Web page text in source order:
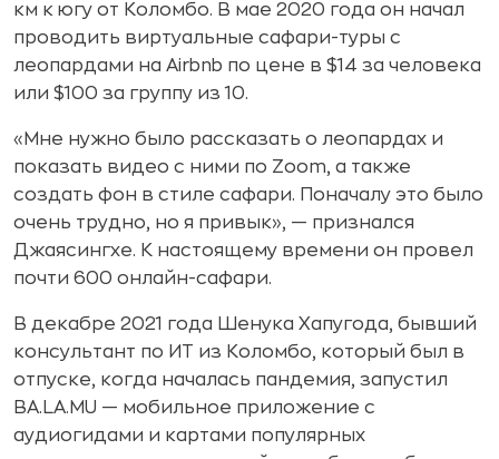
км к югу от Коломбо. В мае 2020 года он начал
проводить виртуальные сафари-туры с
леопардами на Airbnb по цене в $14 за человека
или $100 за группу из 10.
«Мне нужно было рассказать о леопардах и
показать видео с ними по Zoom, а также
создать фон в стиле сафари. Поначалу это было
очень трудно, но я привык», — признался
Джаясингхе. К настоящему времени он провел
почти 600 онлайн-сафари.
В декабре 2021 года Шенука Хапугода, бывший
консультант по ИТ из Коломбо, который был в
отпуске, когда началась пандемия, запустил
BA.LA.MU — мобильное приложение с
аудиогидами и картами популярных